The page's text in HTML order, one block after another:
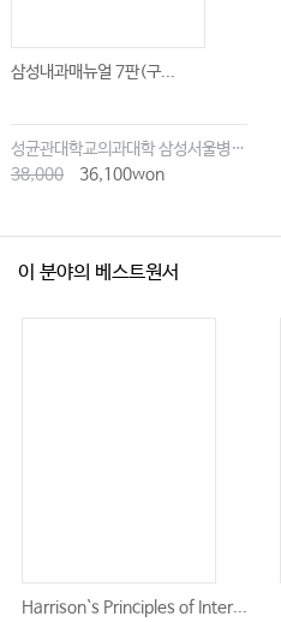
삼성내과매뉴얼 7판(구...
성균관대학교의과대학 삼성서울병원내과
38,000
36,100won
이 분야의 베스트원서
Harrison`s Principles of Inter...